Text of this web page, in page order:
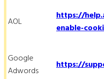
AOL
https://
enable-
Google
Adwords
https://